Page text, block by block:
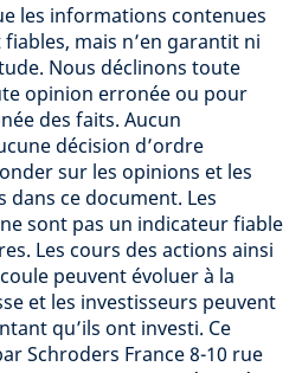
les informations contenues
mais n’en garantit ni
Nous déclinons toute
opinion erronée ou pour
des faits. Aucun
décision d’ordre
sur les opinions et les
ce document. Les
sont pas un indicateur fiable
Les cours des actions ainsi
peuvent évoluer à la
et les investisseurs peuvent
qu’ils ont investi. Ce
Schroders France 8-10 rue